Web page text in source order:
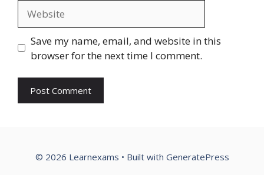
Save my name, email, and website in this
browser for the next time I comment.
© 2026 Learnexams • Built with GeneratePress